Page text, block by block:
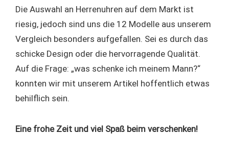
Die Auswahl an Herrenuhren auf dem Markt ist
riesig, jedoch sind uns die 12 Modelle aus unserem
Vergleich besonders aufgefallen. Sei es durch das
schicke Design oder die hervorragende Qualität.
Auf die Frage: „was schenke ich meinem Mann?“
konnten wir mit unserem Artikel hoffentlich etwas
behilflich sein.
Eine frohe Zeit und viel Spaß beim verschenken!